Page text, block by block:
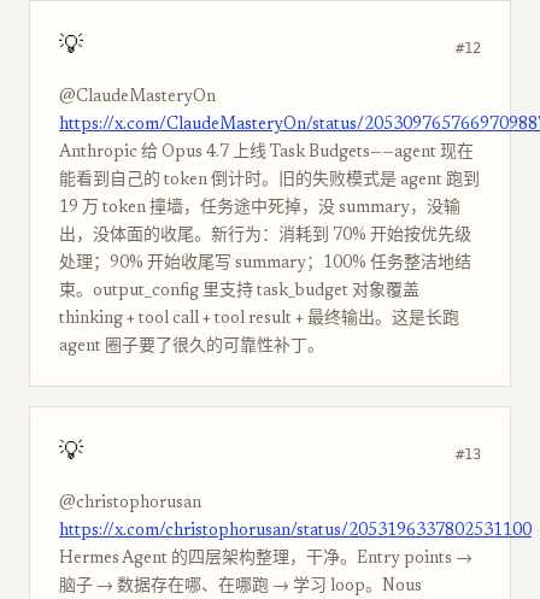
💡 #12
@ClaudeMasteryOn
https://x.com/ClaudeMasteryOn/status/
Anthropic 给 Opus 4.7 上线 Task Budgets——agent 现在
能看到自己的 token 倒计时。旧的失败模式是 agent 跑到
19 万 token 撞墙，任务途中死掉，没 summary，没输
出，没体面的收尾。新行为：消耗到 70% 开始按优先级
处理；90% 开始收尾写 summary；100% 任务整洁地结
束。output_config 里支持 task_budget 对象覆盖
thinking + tool call + tool result + 最终输出。这是长跑
agent 圈子要了很久的可靠性补丁。
💡 #13
@christophorusan
https://x.com/christophorusan/status/2053196337802531100
Hermes Agent 的四层架构整理，干净。Entry points →
脑子 → 数据存在哪、在哪跑 → 学习 loop。Nous